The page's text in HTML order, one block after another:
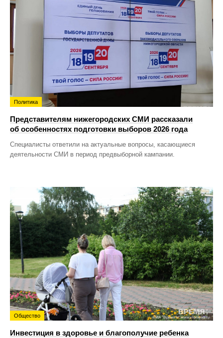
Политика
Представителям нижегородских СМИ рассказали
об особенностях подготовки выборов 2026 года
Специалисты ответили на актуальные вопросы, касающиеся
деятельности СМИ в период предвыборной кампании.
Общество
Инвестиция в здоровье и благополучие ребенка